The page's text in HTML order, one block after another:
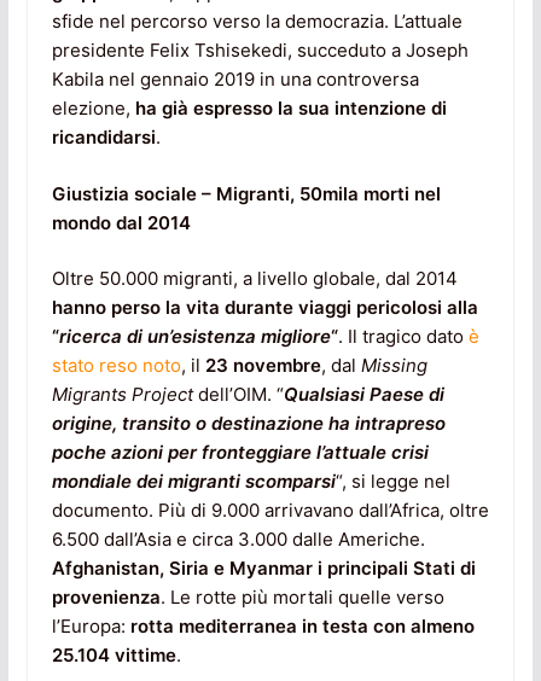
sfide nel percorso verso la democrazia. L’attuale
presidente Felix Tshisekedi, succeduto a Joseph
Kabila nel gennaio 2019 in una controversa
elezione, ha già espresso la sua intenzione di
ricandidarsi.
Giustizia sociale – Migranti, 50mila morti nel
mondo dal 2014
Oltre 50.000 migranti, a livello globale, dal 2014
hanno perso la vita durante viaggi pericolosi alla
“ricerca di un’esistenza migliore“. Il tragico dato è
stato reso noto, il 23 novembre, dal Missing
Migrants Projectdell’OIM. “Qualsiasi Paese di
origine, transito o destinazione ha intrapreso
poche azioni per fronteggiare l’attuale crisi
mondiale dei migranti scomparsi“, si legge nel
documento. Più di 9.000 arrivavano dall’Africa, oltre
6.500 dall’Asia e circa 3.000 dalle Americhe.
Afghanistan, Siria e Myanmar i principali Stati di
provenienza. Le rotte più mortali quelle verso
l’Europa: rotta mediterranea in testa con almeno
25.104 vittime.